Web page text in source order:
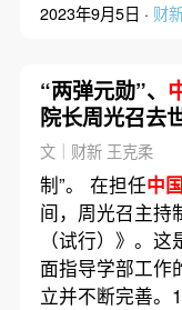
2023年9月5日 · 财
“两弹元勋”、
院长周光召去
闻
文｜财新 王克柔
制”。 在担任中
间，周光召主持
（试行）》。这
面指导学部工作
立并不断完善。